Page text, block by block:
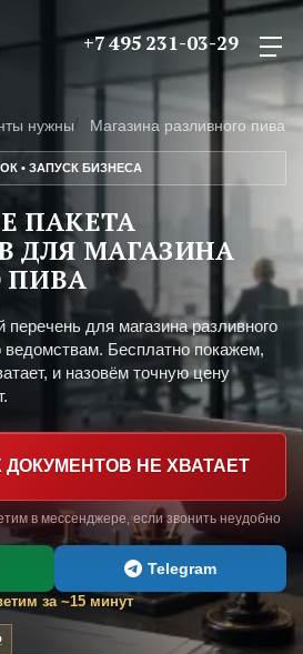
+7 495 231-03-29
нужны Магазина разливного пива
• ЗАПУСК БИЗНЕСА
ПАКЕТА
ДЛЯ МАГАЗИНА
ПИВА
для магазина разливного
ведомствам. Бесплатно покажем,
и назовём точную цену
ДОКУМЕНТОВ НЕ ХВАТАЕТ
в мессенджере, если звонить неудобно
Telegram
за ~15 минут